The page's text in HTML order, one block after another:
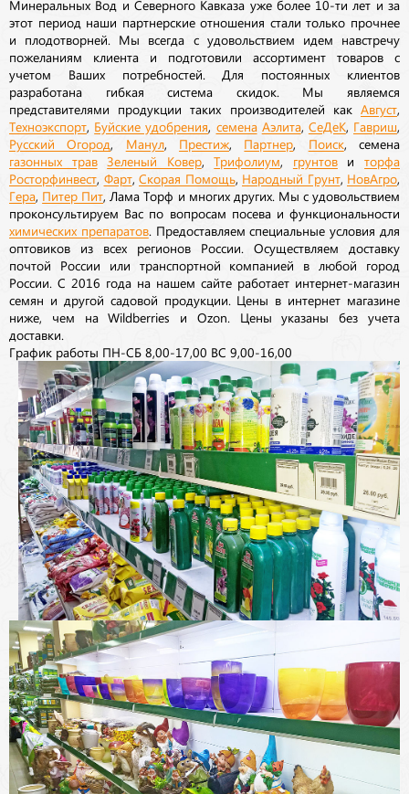
Минеральных Вод и Северного Кавказа уже более 10-ти лет и за
этот период наши партнерские отношения стали только прочнее
и плодотворней. Мы всегда с удовольствием идем навстречу
пожеланиям клиента и подготовили ассортимент товаров с
учетом Ваших потребностей. Для постоянных клиентов
разработана гибкая система скидок. Мы являемся
представителями продукции таких производителей как Август
Техноэкспорт Буйские удобрения семена Аэлита, СеДеК Гавриш
Русский Огород Манул, Престиж Партнер Поиск, семена
газонных трав Зеленый Ковер,Трифолиум грунтовиторфа
Росторфинвест Фарт, Скорая Помощь Народный Грунт, НовАгро
Гера Питер Пит , Лама Торф и многих других. Мы с удовольствием
проконсультируем Вас по вопросам посева и функциональности
химических препаратов. Предоставляем специальные условия для
оптовиков из всех регионов России. Осуществляем доставку
почтой России или транспортной компанией в любой город
России. С 2016 года на нашем сайте работает интернет-магазин
семян и другой садовой продукции. Цены в интернет магазине
ниже, чем на Wildberries и Ozon. Цены указаны без учета
доставки.
График работы ПН-СБ 8,00-17,00 ВС 9,00-16,00